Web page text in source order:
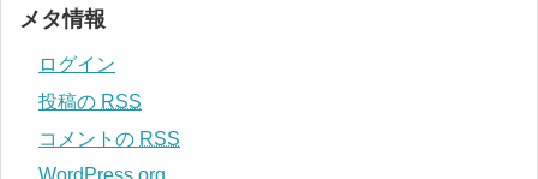
メタ情報
ログイン
投稿の RSS
コメントの RSS
WordPress.org